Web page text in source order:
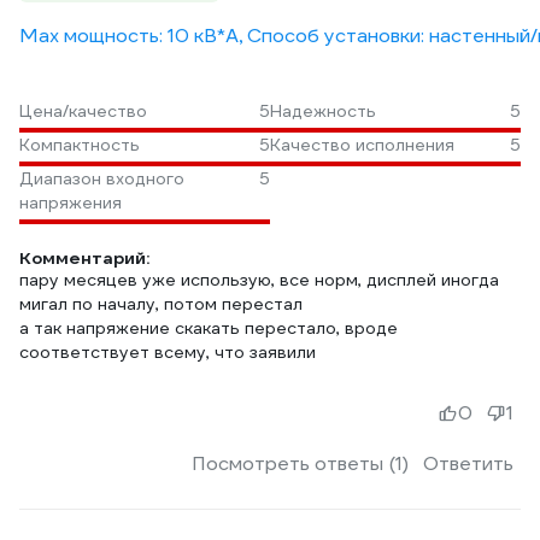
Max мощность: 10 кВ*А, Способ установки:
Цена/качество 5Надежность
5
Компактность
5Качество исполнения
5
Диапазон входного
напряжения
5
Комментарий:
пару месяцев уже использую, все норм, дисплей иногда
мигал по началу, потом перестал
а так напряжение скакать перестало, вроде
соответствует всему, что заявили
Посмотреть ответы (1) Ответить
0 1